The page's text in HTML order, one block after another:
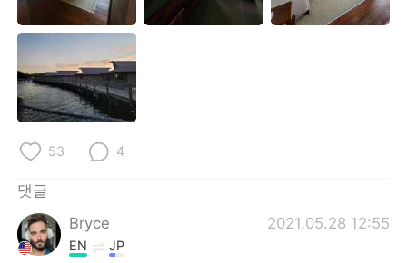
53 4
댓글
Bryce
2021.05.28 12:55
EN JP